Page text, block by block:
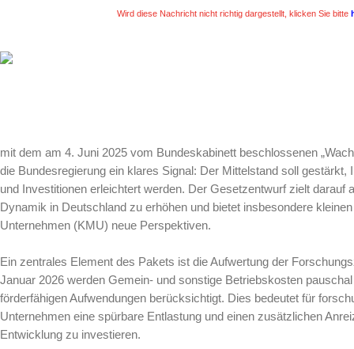
Wird diese Nachricht nicht richtig dargestellt, klicken Sie bitte
mit dem am 4. Juni 2025 vom Bundeskabinett beschlossenen
die Bundesregierung ein klares Signal: Der Mittelstand soll gestärkt,
und Investitionen erleichtert werden. Der Gesetzentwurf zielt darauf
Dynamik in Deutschland zu erhöhen und bietet insbesondere
Unternehmen (KMU) neue Perspektiven.
Ein zentrales Element des Pakets ist die Aufwertung der
Januar 2026 werden Gemein- und sonstige Betriebskosten
förderfähigen Aufwendungen berücksichtigt. Dies bedeutet für
Unternehmen eine spürbare Entlastung und einen zusätzlichen
Entwicklung zu investieren.